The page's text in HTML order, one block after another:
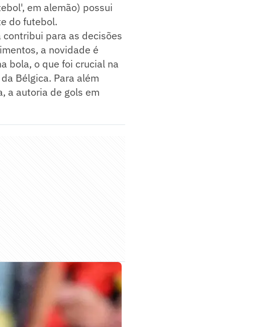
em alemão) possui
do futebol.
para as decisões
a novidade é
bola, o que foi crucial na
Bélgica. Para além
a autoria de gols em